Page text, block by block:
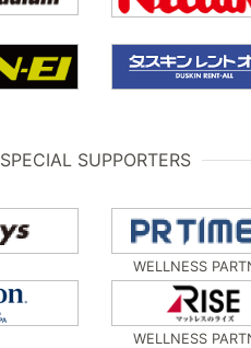
SPECIAL SUPPORTERS
WELLNESS
WELLNESS